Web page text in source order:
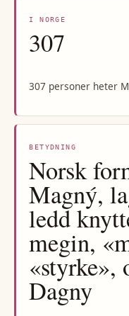
I NORGE
307
307 personer heter
BETYDNING
Norsk
Magný,
ledd
megin,
«styrke»,
Dagny